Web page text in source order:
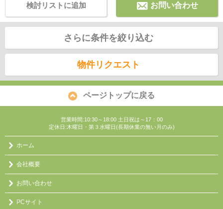
お問い合わせ
検討リストに追加
さらに条件を絞り込む
物件リクエスト
ページトップに戻る
営業時間:10:30～18:00 土日祝は～17：00
定休日:木曜日・第３水曜日(長期休業の無い月のみ)
ホーム
会社概要
お問い合わせ
PCサイト